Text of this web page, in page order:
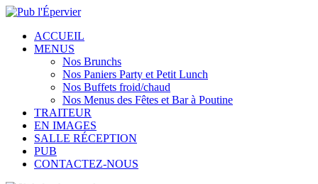
ACCUEIL
MENUS
Nos Brunchs
Nos Paniers Party et Petit Lunch
Nos Buffets froid/chaud
Nos Menus des Fêtes et Bar à Poutine
TRAITEUR
EN IMAGES
SALLE RÉCEPTION
PUB
CONTACTEZ-NOUS